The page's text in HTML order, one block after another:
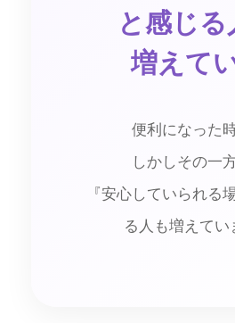
と感じる
増えて
便利になった時
しかしその一方
『安心していられる
る人も増えてい